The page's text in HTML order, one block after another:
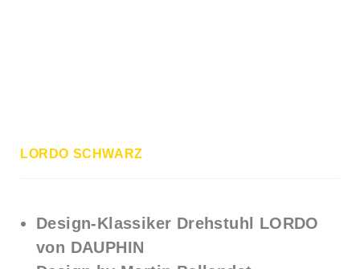
LORDO SCHWARZ
Design-Klassiker Drehstuhl LORDO
von DAUPHIN